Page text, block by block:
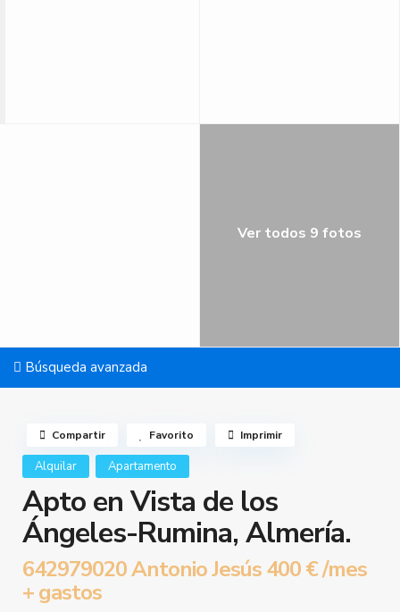
Ver todos 9 fotos
Búsqueda avanzada
Alquilar Apartamento
Apto en Vista de los
Ángeles-Rumina, Almería.
642979020 Antonio Jesús400 €/mes
+ gastos
Compartir Favorito Imprimir